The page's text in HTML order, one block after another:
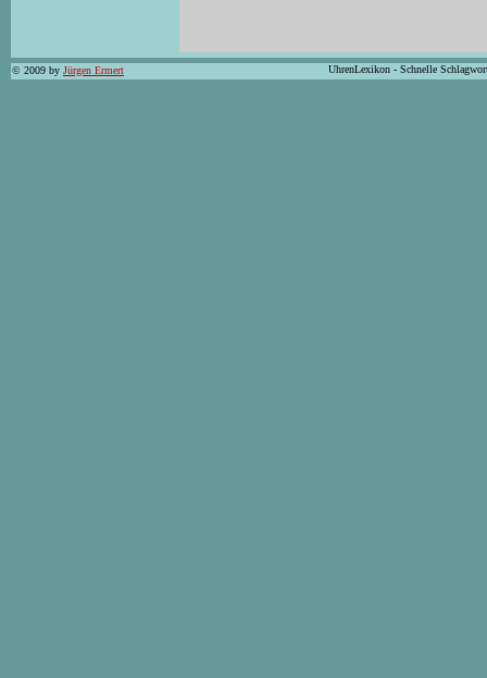
© 2009 by Jürgen Ermert UhrenLexikon - Schnelle